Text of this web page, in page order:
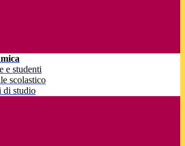
e studenti
scolastico
di studio